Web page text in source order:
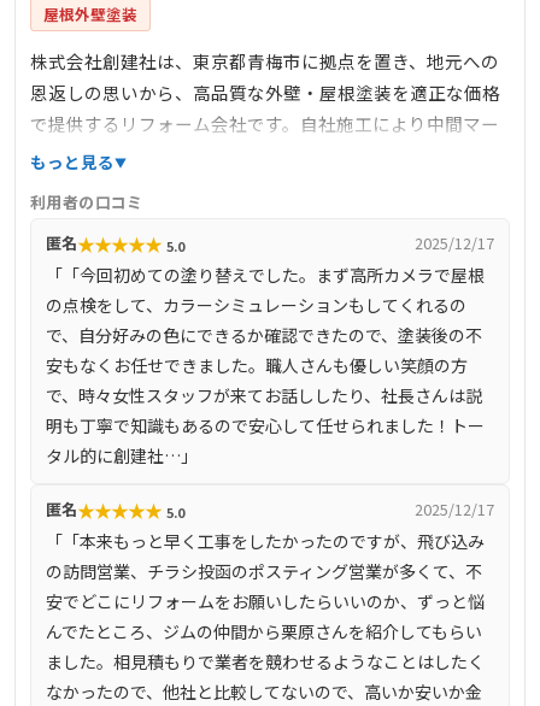
屋根外壁塗装
株式会社創建社は、東京都青梅市に拠点を置き、地元への
恩返しの思いから、高品質な外壁・屋根塗装を適正な価格
で提供するリフォーム会社です。自社施工により中間マー
ジンや無駄なコストを削減し、その分をお客様に還元して
たプラン通りの塗装を行うために現場管理を徹底していま
す。診断結果に基づき、最適な塗料や施工方法をカラーシ
ミュレーションを用いて提案し、お客様のイメージを共有
しながら理想の家づくりをサポートしています。
もっと見る
利用者の口コミ
匿名★★★★★ 5.0 2025/12/17
「「今回初めての塗り替えでした。まず高所カメラで屋根
の点検をして、カラーシミュレーションもしてくれるの
で、自分好みの色にできるか確認できたので、塗装後の不
安もなくお任せできました。職人さんも優しい笑顔の方
で、時々女性スタッフが来てお話ししたり、社長さんは説
明も丁寧で知識もあるので安心して任せられました！トー
タル的に創建社…」
匿名★★★★★ 5.0 2025/12/17
「「本来もっと早く工事をしたかったのですが、飛び込み
の訪問営業、チラシ投函のポスティング営業が多くて、不
安でどこにリフォームをお願いしたらいいのか、ずっと悩
んでたところ、ジムの仲間から栗原さんを紹介してもらい
ました。相見積もりで業者を競わせるようなことはしたく
なかったので、他社と比較してないので、高いか安いか金